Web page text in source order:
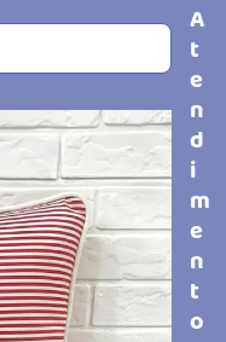
por
mais
recente
A
t
e
n
d
i
m
e
n
t
o